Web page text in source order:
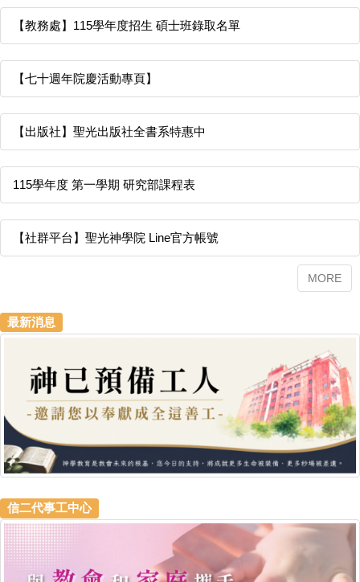
【教務處】115學年度招生 碩士班錄取名單
【七十週年院慶活動專頁】
【出版社】聖光出版社全書系特惠中
115學年度 第一學期 研究部課程表
【社群平台】聖光神學院 Line官方帳號
MORE
最新消息
信二代事工中心